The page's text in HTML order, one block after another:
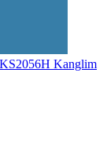
Kanglim